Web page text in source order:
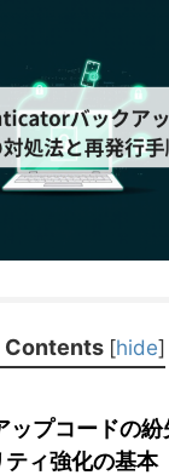
Contents [hide]
ップコードの紛
ィ強化の基本